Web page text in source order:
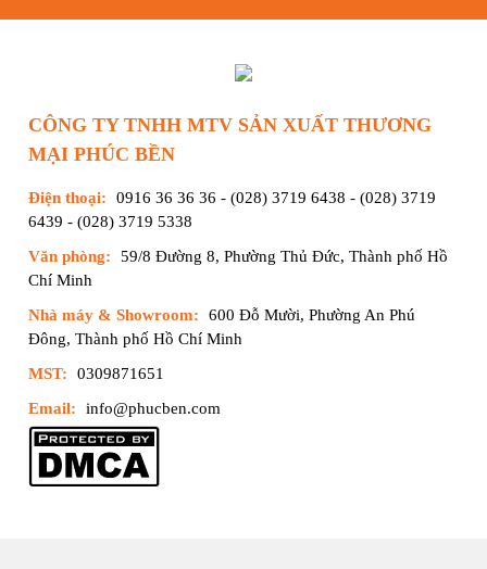
CÔNG TY TNHH MTV SẢN XUẤT THƯƠNG
MẠI PHÚC BỀN
Điện thoại: 0916 36 36 36 - (028) 3719 6438 - (028) 3719
6439 - (028) 3719 5338
Văn phòng:
59/8 Đường 8, Phường Thủ Đức, Thành phố Hồ
Chí Minh
Nhà máy & Showroom:
600 Đỗ Mười, Phường An Phú
Đông, Thành phố Hồ Chí Minh
MST:
0309871651
Email:
info@phucben.com